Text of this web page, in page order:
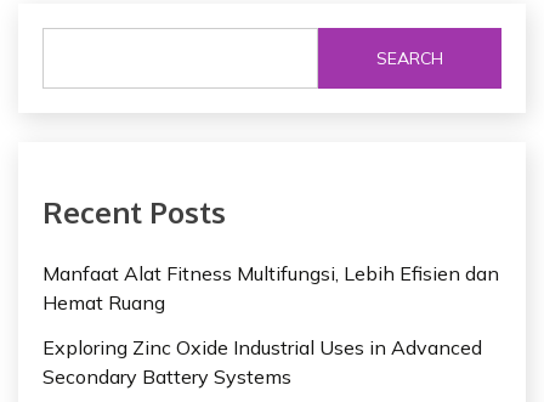
SEARCH
Recent Posts
Manfaat Alat Fitness Multifungsi, Lebih Efisien dan
Hemat Ruang
Exploring Zinc Oxide Industrial Uses in Advanced
Secondary Battery Systems